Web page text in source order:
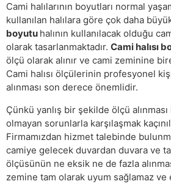
Cami halılarının boyutları normal
kullanılan halılara göre çok daha
boyutu halının kullanılacak olduğu
olarak tasarlanmaktadır. Cami halısı
ölçü olarak alınır ve cami zeminine
Cami halısı ölçülerinin profesyonel
alınması son derece önemlidir.
Çünkü yanlış bir şekilde ölçü
olmayan sorunlarla karşılaşmak
Firmamızdan hizmet talebinde
camiye gelecek duvardan duvara ve
ölçüsünün ne eksik ne de fazla
zemine tam olarak uyum sağlamaz ve